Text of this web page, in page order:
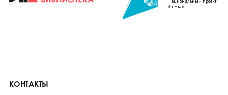
«Семья»
КОНТАКТЫ